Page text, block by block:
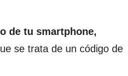
de tu smartphone,
se trata de un código de